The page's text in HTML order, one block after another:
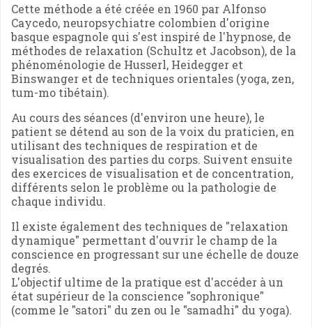
Cette méthode a été créée en 1960 par Alfonso
Caycedo, neuropsychiatre colombien d'origine
basque espagnole qui s'est inspiré de l'hypnose, de
méthodes de relaxation (Schultz et Jacobson), de la
phénoménologie de Husserl, Heidegger et
Binswanger et de techniques orientales (yoga, zen,
tum-mo tibétain).
Au cours des séances (d'environ une heure), le
patient se détend au son de la voix du praticien, en
utilisant des techniques de respiration et de
visualisation des parties du corps. Suivent ensuite
des exercices de visualisation et de concentration,
différents selon le problème ou la pathologie de
chaque individu.
Il existe également des techniques de "relaxation
dynamique" permettant d'ouvrir le champ de la
conscience en progressant sur une échelle de douze
degrés.
L'objectif ultime de la pratique est d'accéder à un
état supérieur de la conscience "sophronique"
(comme le "satori" du zen ou le "samadhi" du yoga).